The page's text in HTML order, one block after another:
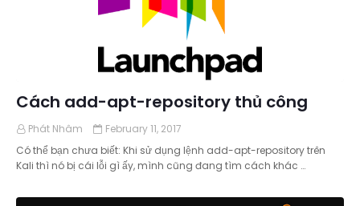
Cách add-apt-repository thủ công
Phát Nhâm
February 11, 2017
Có thể bạn chưa biết: Khi sử dụng lệnh add-apt-repository trên
Kali thì nó bị cái lỗi gì ấy, mình cũng đang tìm cách khác …